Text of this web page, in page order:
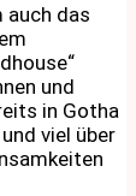
auch das
und
in Gotha
viel über